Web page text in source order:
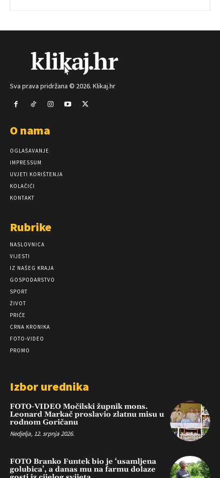
Sva prava pridržana © 2026. Klikaj.hr
O nama
OGLAŠAVANJE
IMPRESSUM
UVJETI KORIŠTENJA
KOLAČIĆI
KONTAKT
Rubrike
NASLOVNICA
VIJESTI
IZ NAŠEG KRAJA
GOSPODARSTVO
SPORT
ŽIVOT
PRIČE
CRNA KRONIKA
FOTO-VIDEO
PROMO
Izbor urednika
FOTO-VIDEO Močilski župnik mons.
Leonard Markač proslavio zlatnu misu u
rodnom Goričanu
Nedjelja, 12. srpnja 2026.
FOTO Branko Funtek bio je ‘usamljena
golubica’, a danas mu na farmu dolaze